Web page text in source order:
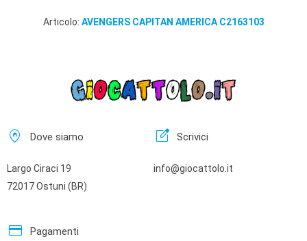
Articolo: AVENGERS CAPITAN AMERICA C2163103
home_pin Dove siamo
Largo Ciraci 19
72017 Ostuni (BR)
edit_square Scrivici
info@giocattolo.it
credit_card Pagamenti